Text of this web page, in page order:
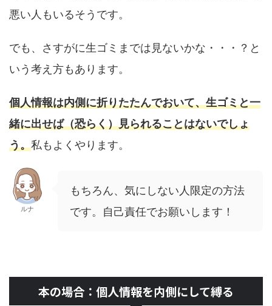
悪い人もいるそうです。
でも、さすがに生ゴミまでは見ないかな・・・？と
いう考え方もあります。
個人情報は内側に折りたたんでおいて、生ゴミと一
緒に出せば（恐らく）見られることはないでしょ
う。私もよくやります。
ルナ
もちろん、気にしない人限定の方法
です。自己責任でお願いします！
本の場合：個人情報を内側にして縛る